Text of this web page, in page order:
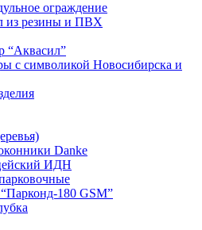
ограждение
из резины и ПВХ
“Аквасил”
с символикой Новосибирска и
Danke
ИДН
180 GSM”